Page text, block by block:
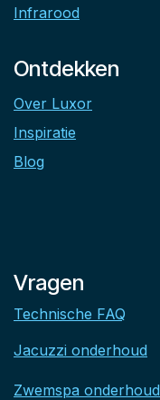
Infrarood
Ontdekken
Over Luxor
Inspiratie
Blog
Vragen
Technische FAQ
Jacuzzi onderhoud
Zwemspa onderhoud